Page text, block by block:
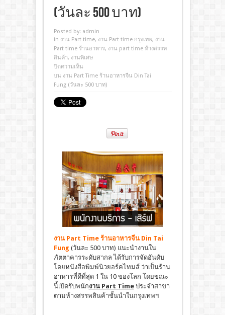
(วันละ 500 บาท)
Posted by: admin
in งาน Part time, งาน Part time กรุงเทพ, งาน
Part time ร้านอาหาร, งาน part time ห้างสรรพ
สินค้า, งานพิเศษ
ปิดความเห็น
บน งาน Part Time ร้านอาหารจีน Din Tai
Fung (วันละ 500 บาท)
งาน Part Time ร้านอาหารจีน Din Tai
Fung (วันละ 500 บาท) แนะนำงานใน
ภัตตาคารระดับสากล ได้รับการจัดอันดับ
โดยหนังสือพิมพ์นิวยอร์คไทมส์ ว่าเป็นร้าน
อาหารที่ดีที่สุด 1 ใน 10 ของโลก โดยขณะ
นี้เปิดรับพนักงาน Part Timeประจำสาขา
ตามห้างสรรพสินค้าชั้นนำในกรุงเทพฯ